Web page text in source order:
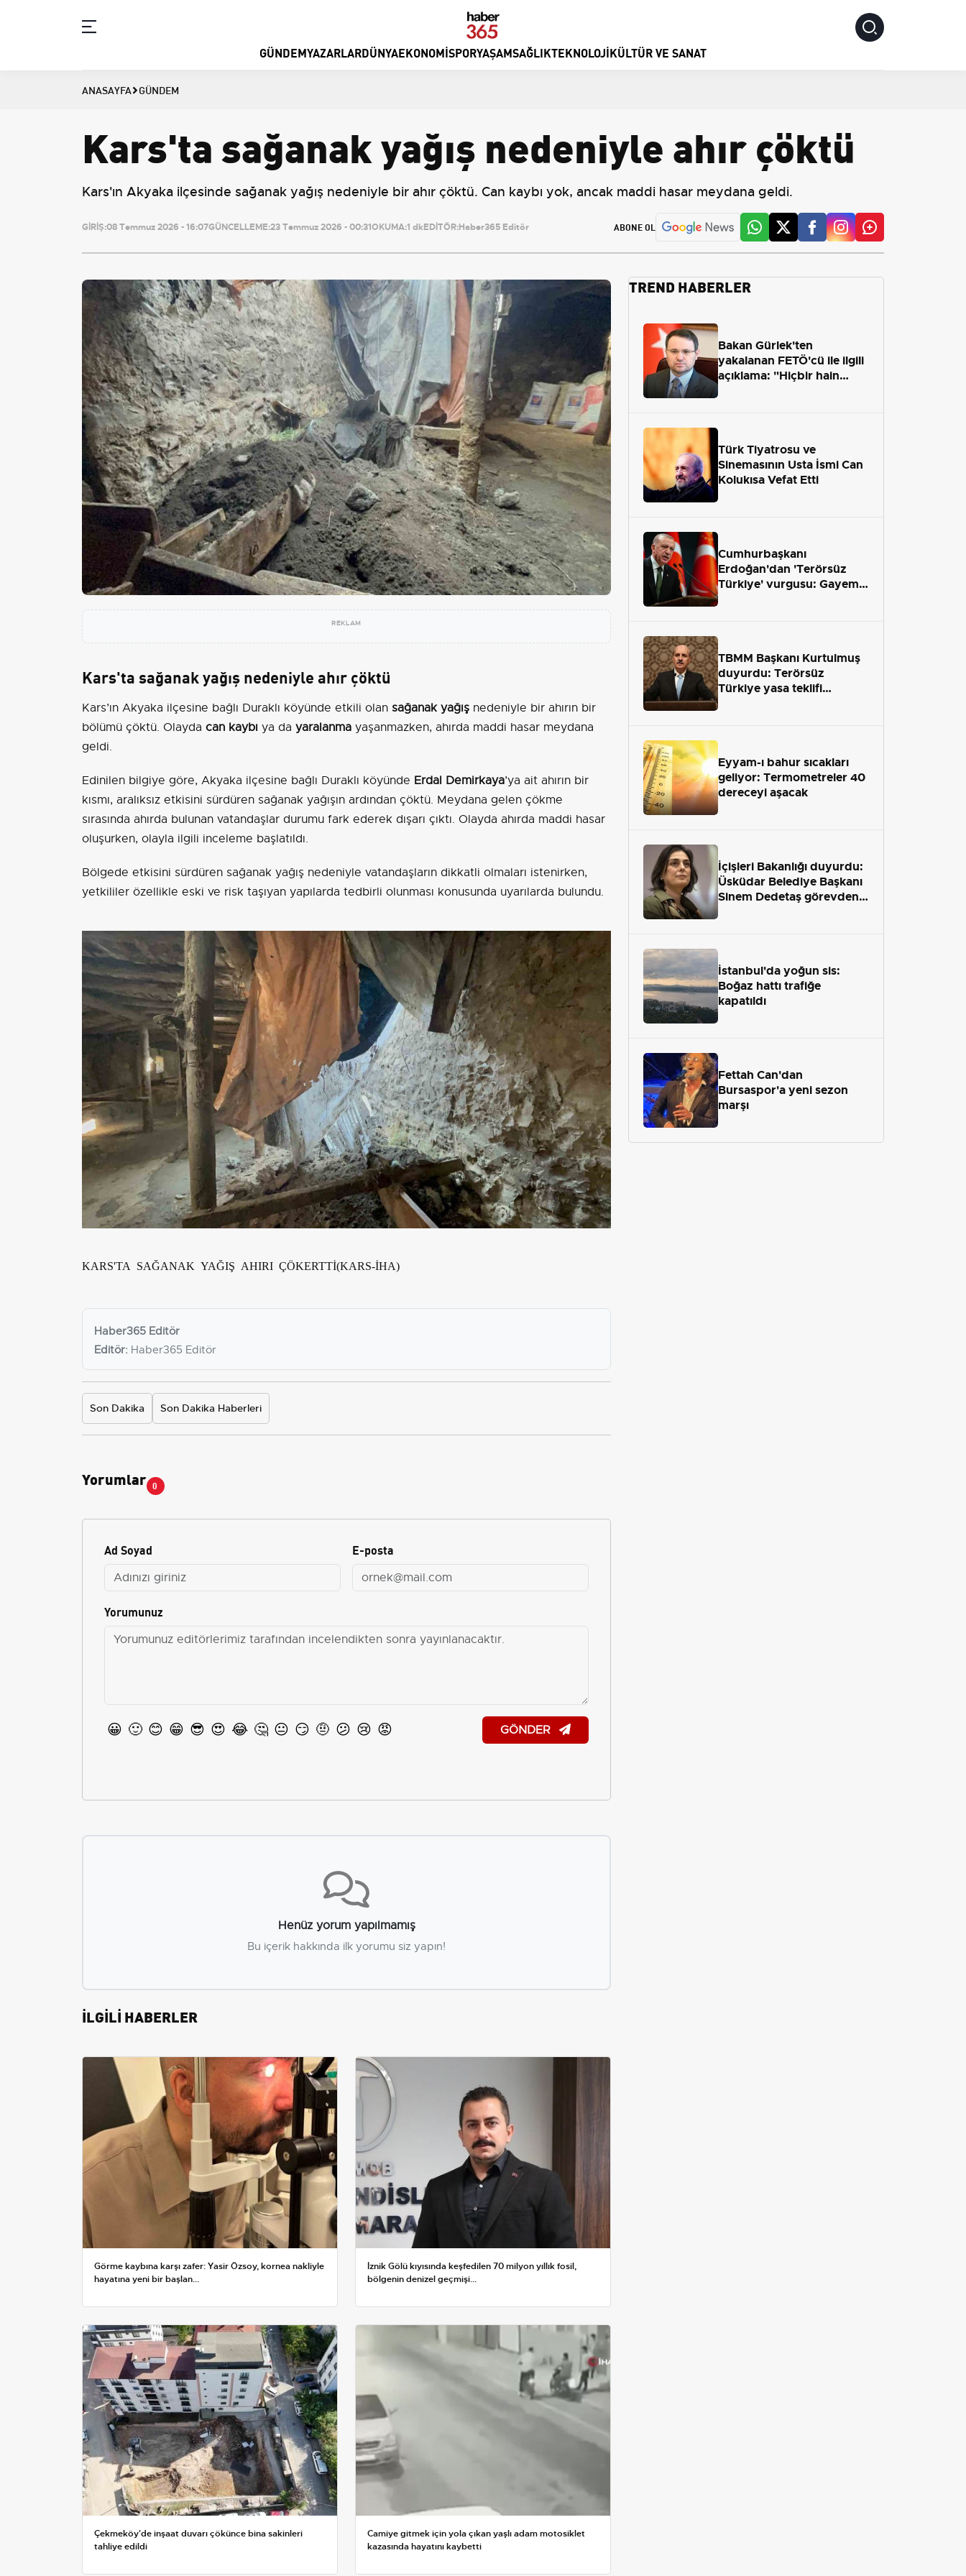
GÜNDEMYAZARLARDÜNYAEKONOMISPORYAŞAMSAĞLIKTEKNOLOJIKÜLTÜR VE SANAT
ANASAYFA GÜNDEM
Kars'ta sağanak yağış nedeniyle ahır çöktü
Kars'ın Akyaka ilçesinde sağanak yağış nedeniyle bir ahır çöktü. Can kaybı yok, ancak maddi hasar meydana geldi.
GİRİŞ:08 Temmuz 2026 - 16:07GÜNCELLEME:23 Temmuz 2026 - 00:31OKUMA:1 dkEDİTÖR:Haber365 Editör ABONE OL
REKLAM
Kars'ta sağanak yağış nedeniyle ahır çöktü
Kars’ın Akyaka ilçesine bağlı Duraklı köyünde etkili olan sağanak yağış nedeniyle bir ahırın bir
bölümü çöktü. Olayda can kaybı ya da yaralanma yaşanmazken, ahırda maddi hasar meydana
geldi.
Edinilen bilgiye göre, Akyaka ilçesine bağlı Duraklı köyünde Erdal Demirkaya’ya ait ahırın bir
kısmı, aralıksız etkisini sürdüren sağanak yağışın ardından çöktü. Meydana gelen çökme
sırasında ahırda bulunan vatandaşlar durumu fark ederek dışarı çıktı. Olayda ahırda maddi hasar
oluşurken, olayla ilgili inceleme başlatıldı.
Bölgede etkisini sürdüren sağanak yağış nedeniyle vatandaşların dikkatli olmaları istenirken,
yetkililer özellikle eski ve risk taşıyan yapılarda tedbirli olunması konusunda uyarılarda bulundu.
KARS'TA SAĞANAK YAĞIŞ AHIRI ÇÖKERTTİ(KARS-İHA)
Haber365 Editör
Editör: Haber365 Editör
Son Dakika Son Dakika Haberleri
Yorumlar 0
Ad Soyad E-posta
Yorumunuz
😀 🙂 😊 😁 😎 😍 😂 🤔 😐 😏 🤨 😕 😢 😡 GÖNDER
Henüz yorum yapılmamış
Bu içerik hakkında ilk yorumu siz yapın!
İLGİLİ HABERLER
Görme kaybına karşı zafer: Yasir Özsoy, kornea nakliyle
hayatına yeni bir başlan...
İznik Gölü kıyısında keşfedilen 70 milyon yıllık fosil,
bölgenin denizel geçmişi...
Çekmeköy'de inşaat duvarı çökünce bina sakinleri
tahliye edildi
Camiye gitmek için yola çıkan yaşlı adam motosiklet
kazasında hayatını kaybetti
TREND HABERLER
Bakan Gürlek'ten
yakalanan FETÖ'cü ile ilgili
açıklama: "Hiçbir hain
Türk Tiyatrosu ve
Sinemasının Usta İsmi Can
Kolukısa Vefat Etti
Cumhurbaşkanı
Erdoğan'dan 'Terörsüz
Türkiye' vurgusu: Gayemiz
TBMM Başkanı Kurtulmuş
duyurdu: Terörsüz
Türkiye yasa teklifi
Eyyam-ı bahur sıcakları
geliyor: Termometreler 40
dereceyi aşacak
İçişleri Bakanlığı duyurdu:
Üsküdar Belediye Başkanı
Sinem Dedetaş görevden
İstanbul'da yoğun sis:
Boğaz hattı trafiğe
kapatıldı
Fettah Can'dan
Bursaspor'a yeni sezon
marşı